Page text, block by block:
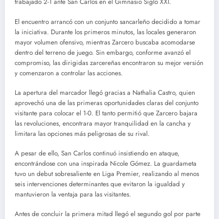
trabajado 2-1 ante San Carlos en el Gimnasio Siglo XXI.
El encuentro arrancó con un conjunto sancarleño decidido a tomar
la iniciativa. Durante los primeros minutos, las locales generaron
mayor volumen ofensivo, mientras Zarcero buscaba acomodarse
dentro del terreno de juego. Sin embargo, conforme avanzó el
compromiso, las dirigidas zarcereñas encontraron su mejor versión
y comenzaron a controlar las acciones.
La apertura del marcador llegó gracias a Nathalia Castro, quien
aprovechó una de las primeras oportunidades claras del conjunto
visitante para colocar el 1-0. El tanto permitió que Zarcero bajara
las revoluciones, encontrara mayor tranquilidad en la cancha y
limitara las opciones más peligrosas de su rival.
A pesar de ello, San Carlos continuó insistiendo en ataque,
encontrándose con una inspirada Nicole Gómez. La guardameta
tuvo un debut sobresaliente en Liga Premier, realizando al menos
seis intervenciones determinantes que evitaron la igualdad y
mantuvieron la ventaja para las visitantes.
Antes de concluir la primera mitad llegó el segundo gol por parte